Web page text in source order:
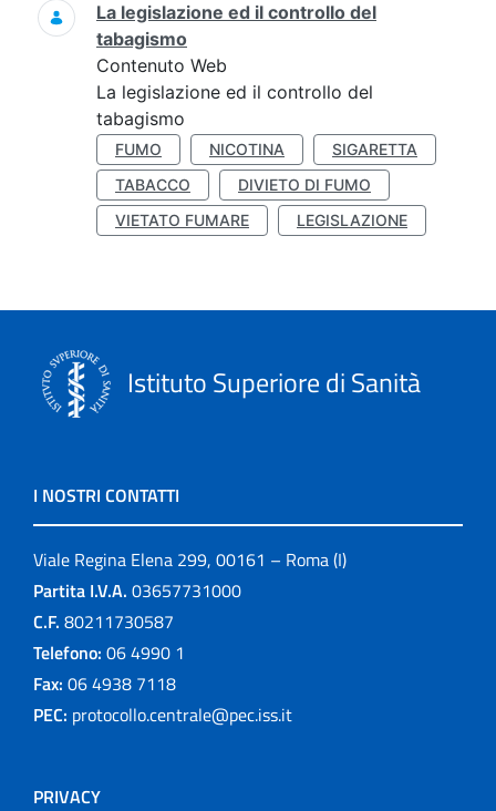
La legislazione ed il controllo del
tabagismo
Contenuto Web
La legislazione ed il controllo del
tabagismo
FUMO NICOTINA
SIGARETTA
TABACCO
DIVIETO DI FUMO
VIETATO FUMARE
LEGISLAZIONE
Istituto Superiore di Sanità
I NOSTRI CONTATTI
Viale Regina Elena 299, 00161 – Roma (I)
Partita I.V.A. 03657731000
C.F. 80211730587
Telefono: 06 4990 1
Fax: 06 4938 7118
PEC: protocollo.centrale@pec.iss.it
PRIVACY